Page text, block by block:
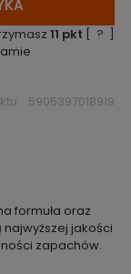
11 pkt [ ? ]
5905397018919
formuła oraz
jakości
zapachów.